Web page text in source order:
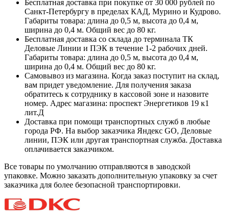
Бесплатная доставка при покупке от 30 000 рублей по
Санкт-Петербургу в пределах КАД, Мурино и Кудрово.
Габариты товара: длина до 0,5 м, высота до 0,4 м,
ширина до 0,4 м. Общий вес до 80 кг.
Бесплатная доставка со склада до терминала ТК
Деловые Линии и ПЭК в течение 1-2 рабочих дней.
Габариты товара: длина до 0,5 м, высота до 0,4 м,
ширина до 0,4 м. Общий вес до 80 кг.
Самовывоз из магазина. Когда заказ поступит на склад,
вам придет уведомление. Для получения заказа
обратитесь к сотруднику в кассовой зоне и назовите
номер. Адрес магазина: проспект Энергетиков 19 к1
лит.Д
Доставка при помощи транспортных служб в любые
города РФ. На выбор заказчика Яндекс GO, Деловые
линии, ПЭК или другая транспортная служба. Доставка
оплачивается заказчиком.
Все товары по умолчанию отправляются в заводской
упаковке. Можно заказать дополнительную упаковку за счет
заказчика для более безопасной транспортировки.